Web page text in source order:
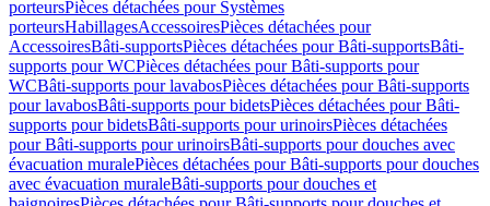
porteursPièces détachées pour Systèmes
porteursHabillagesAccessoiresPièces détachées pour
AccessoiresBâti-supportsPièces détachées pour Bâti-supportsBâti-
supports pour WCPièces détachées pour Bâti-supports pour
WCBâti-supports pour lavabosPièces détachées pour Bâti-supports
pour lavabosBâti-supports pour bidetsPièces détachées pour Bâti-
supports pour bidetsBâti-supports pour urinoirsPièces détachées
pour Bâti-supports pour urinoirsBâti-supports pour douches avec
évacuation muralePièces détachées pour Bâti-supports pour douches
avec évacuation muraleBâti-supports pour douches et